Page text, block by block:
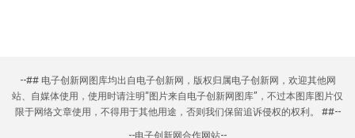
--## 电子创新网图库均出自电子创新网，版权归属电子创新网，欢迎其他网
站、自媒体使用，使用时请注明“图片来自电子创新网图库”，不过本图库图片仅
限于网络文章使用，不得用于其他用途，否则我们保留追诉侵权的权利。 ##--
--电子创新网合作网站--